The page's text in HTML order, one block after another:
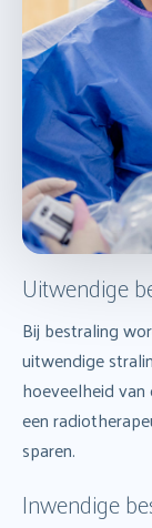
Uitwendige
Bij bestraling
uitwendige
hoeveelheid
een
sparen.
Inwendige